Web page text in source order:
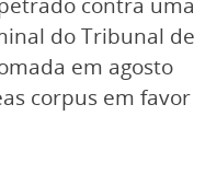
do Tribunal de
em agosto
corpus em favor